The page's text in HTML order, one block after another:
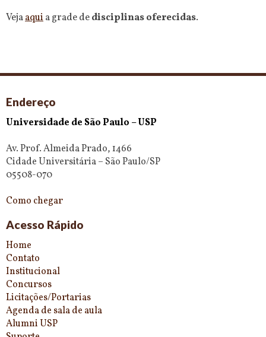
Vejaaquia grade dedisciplinas oferecidas.
Endereço
Universidade de São Paulo – USP
Av. Prof. Almeida Prado, 1466
Cidade Universitária – São Paulo/SP
05508-070
Como chegar
Acesso Rápido
Home
Contato
Institucional
Concursos
Licitações/Portarias
Agenda de sala de aula
Alumni USP